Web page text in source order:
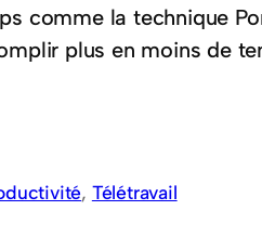
comme la technique
plus en moins de
, Télétravail